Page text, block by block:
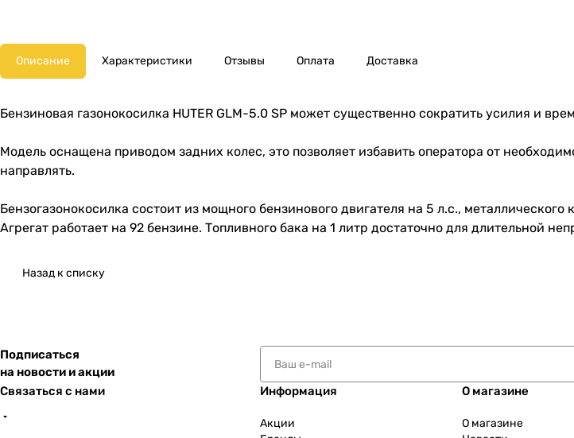
Описание Характеристики Отзывы Оплата Доставка
Бензиновая газонокосилка HUTER GLM-5.0 SP может существенно сократить усилия и
Модель оснащена приводом задних колес, это позволяет избавить оператора от
направлять.
Бензогазонокосилка состоит из мощного бензинового двигателя на 5 л.с.,
Агрегат работает на 92 бензине. Топливного бака на 1 литр достаточно для длительной
Назад к списку
Подписаться
на новости и акции
Связаться с нами
Информация
Акции
О магазине
О магазине